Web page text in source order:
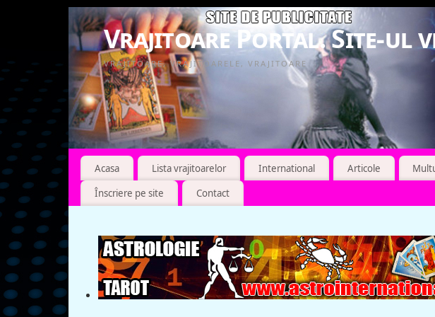
Vrajitoare Portal. Site-ul
VRAJITOARE, VRAJITOARELE, VRAJITOARE
Acasa Lista vrajitoarelor International Articole
Înscriere pe site
Contact